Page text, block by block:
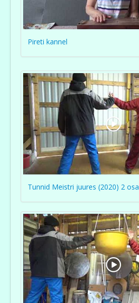
Pireti kannel
Tunnid Meistri juures (2020) 2 osa